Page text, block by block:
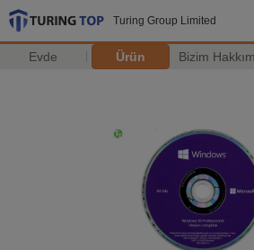
Turing Group Limited
Evde Ürün Bizim